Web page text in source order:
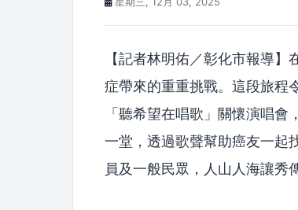
【記者林明佑／彰化市報導
症帶來的重重挑戰。這段旅程
「聽希望在唱歌」關懷演唱
一堂，透過歌聲幫助癌友一起
員及一般民眾，人山人海讓秀